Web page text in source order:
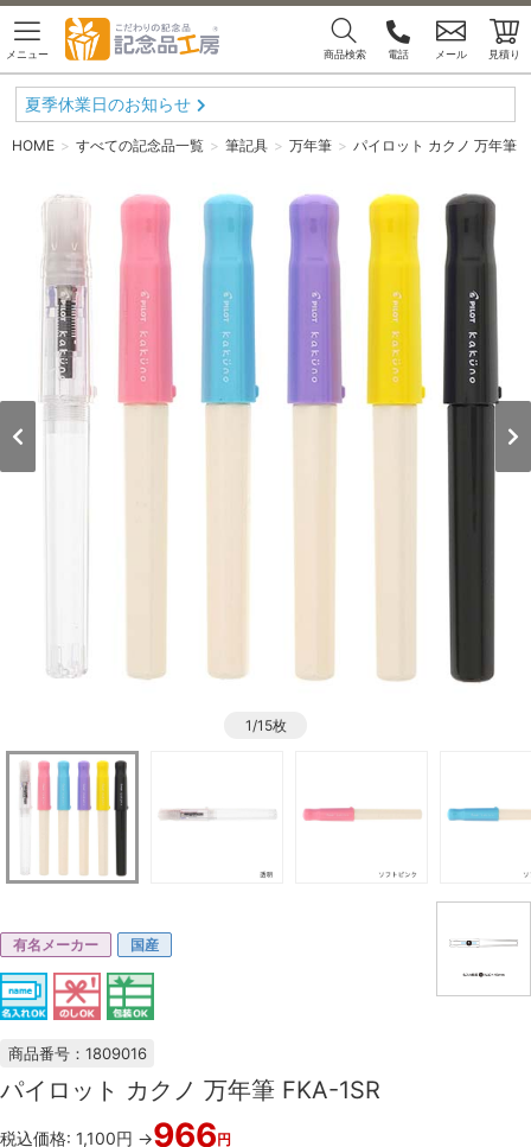
メニュー 商品検索 電話 メール 見積り
夏季休業日のお知らせ
HOME すべての記念品一覧 筆記具 万年筆 パイロット カクノ 万年筆
1/15枚
有名メーカー 国産
商品番号：1809016
パイロット カクノ 万年筆 FKA-1SR
税込価格: 1,100円 →966円